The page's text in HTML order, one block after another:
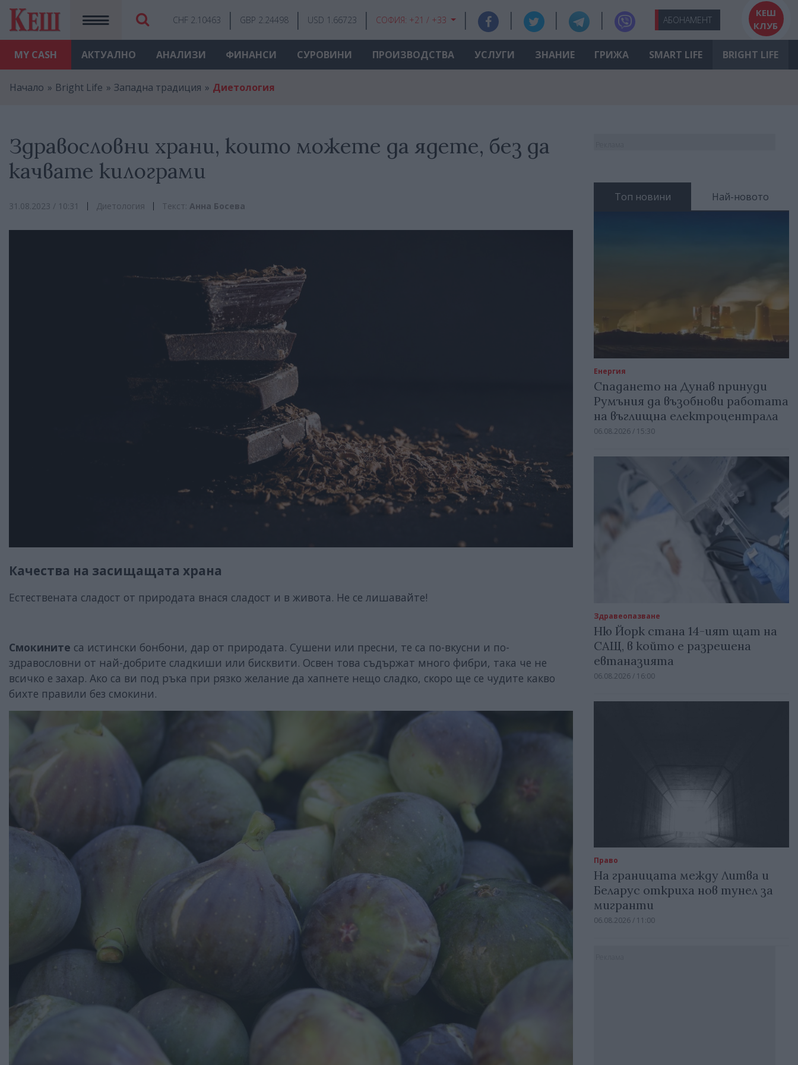
MY CASH
CHF 2.10463 GBP 2.24498 USD 1.66723 СОФИЯ: +21 / +33 АБОНАМЕНТ
КЕШ
КЛУБ
АКТУАЛНО АНАЛИЗИ ФИНАНСИ СУРОВИНИ ПРОИЗВОДСТВА УСЛУГИ ЗНАНИЕ ГРИЖА SMART LIFE BRIGHT LIFE
Начало Bright Life Западна традиция Диетология
Здравословни храни, които можете да ядете, без да
качвате килограми
31.08.2023 / 10:31 Диетология Текст: Анна Босева
Качества на засищащата храна
Естествената сладост от природата внася сладост и в живота. Не се лишавайте!
Смокините са истински бонбони, дар от природата. Сушени или пресни, те са по-вкусни и по-
здравословни от най-добрите сладкиши или бисквити. Освен това съдържат много фибри, така че не
всичко е захар. Ако са ви под ръка при рязко желание да хапнете нещо сладко, скоро ще се чудите какво
бихте правили без смокини.
Топ новини Най-новото
Енергия
Спадането на Дунав принуди
Румъния да възобнови работата
на въглищна електроцентрала
06.08.2026 / 15:30
Здравеопазване
Ню Йорк стана 14-ият щат на
САЩ, в който е разрешена
евтаназията
06.08.2026 / 16:00
Право
На границата между Литва и
Беларус откриха нов тунел за
мигранти
06.08.2026 / 11:00